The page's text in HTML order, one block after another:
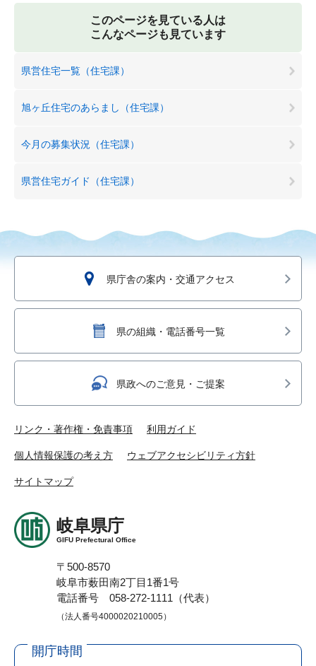
このページを見ている人は
こんなページも見ています
県営住宅一覧（住宅課）
旭ヶ丘住宅のあらまし（住宅課）
今月の募集状況（住宅課）
県営住宅ガイド（住宅課）
県庁舎の案内・交通アクセス
県の組織・電話番号一覧
県政へのご意見・ご提案
リンク・著作権・免責事項 利用ガイド
個人情報保護の考え方 ウェブアクセシビリティ方針
サイトマップ
岐阜県庁
GIFU Prefectural Office
〒500-8570
岐阜市薮田南2丁目1番1号
電話番号 058-272-1111（代表）
（法人番号4000020210005）
開庁時間